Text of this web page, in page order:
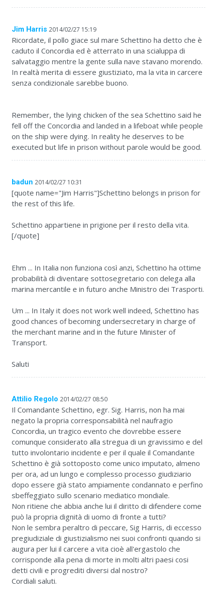
Jim Harris 2014/02/27 15:19
Ricordate, il pollo giace sul mare Schettino ha detto che è
caduto il Concordia ed è atterrato in una scialuppa di
salvataggio mentre la gente sulla nave stavano morendo.
In realtà merita di essere giustiziato, ma la vita in carcere
senza condizionale sarebbe buono.
Remember, the lying chicken of the sea Schettino said he
fell off the Concordia and landed in a lifeboat while people
on the ship were dying. In reality he deserves to be
executed but life in prison without parole would be good.
badun 2014/02/27 10:31
[quote name="Jim Harris"]Schettino belongs in prison for
the rest of this life.
Schettino appartiene in prigione per il resto della vita.
[/quote]
Ehm ... In Italia non funziona così anzi, Schettino ha ottime
probabilità di diventare sottosegretario con delega alla
marina mercantile e in futuro anche Ministro dei Trasporti.
Um ... In Italy it does not work well indeed, Schettino has
good chances of becoming undersecretary in charge of
the merchant marine and in the future Minister of
Transport.
Saluti
Attilio Regolo 2014/02/27 08:50
Il Comandante Schettino, egr. Sig. Harris, non ha mai
negato la propria corresponsabilità nel naufragio
Concordia, un tragico evento che dovrebbe essere
comunque considerato alla stregua di un gravissimo e del
tutto involontario incidente e per il quale il Comandante
Schettino è già sottoposto come unico imputato, almeno
per ora, ad un lungo e complesso processo giudiziario
dopo essere già stato ampiamente condannato e perfino
sbeffeggiato sullo scenario mediatico mondiale.
Non ritiene che abbia anche lui il diritto di difendere come
può la propria dignità di uomo di fronte a tutti?
Non le sembra peraltro di peccare, Sig Harris, di eccesso
pregiudiziale di giustizialismo nei suoi confronti quando si
augura per lui il carcere a vita cioè all'ergastolo che
corrisponde alla pena di morte in molti altri paesi cosi
detti civili e progrediti diversi dal nostro?
Cordiali saluti.